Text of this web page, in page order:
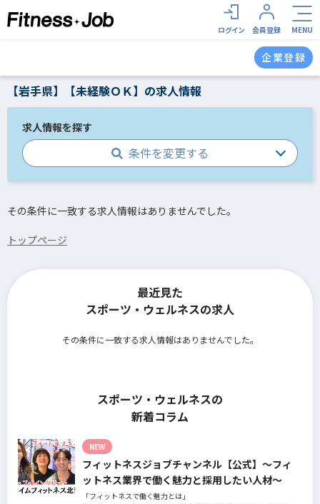
ログイン 会員登録 MENU
企業登録
【岩手県】【未経験ＯＫ】の求人情報
求人情報を探す
条件を変更する
その条件に一致する求人情報はありませんでした。
トップページ
最近見た
スポーツ・ウェルネスの求人
その条件に一致する求人情報はありませんでした。
スポーツ・ウェルネスの
新着コラム
NEW
フィットネスジョブチャンネル【公式】～フィ
ットネス業界で働く魅力と採用したい人材～
「フィットネスで働く魅力とは」